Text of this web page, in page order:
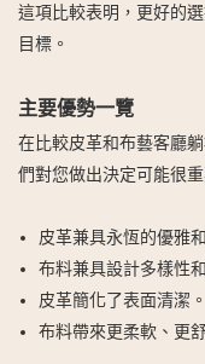
這項比較表明，更好的
目標。
主要優勢一覽
在比較皮革和布藝客廳
們對您做出決定可能很重
皮革兼具永恆的優雅
布料兼具設計多樣性
皮革簡化了表面清潔。
布料帶來更柔軟、更